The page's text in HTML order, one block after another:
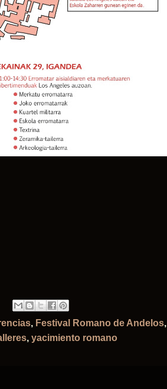
, Festival Romano de Andelos,
, yacimiento romano